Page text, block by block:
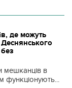
де можуть
Деснянського
мешканців в
функціонують...